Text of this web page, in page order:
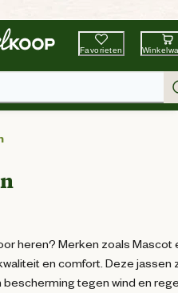
Tuin & Dier
Favorieten
heren? Merken zoals Mascot
en comfort. Deze jassen
tegen wind en